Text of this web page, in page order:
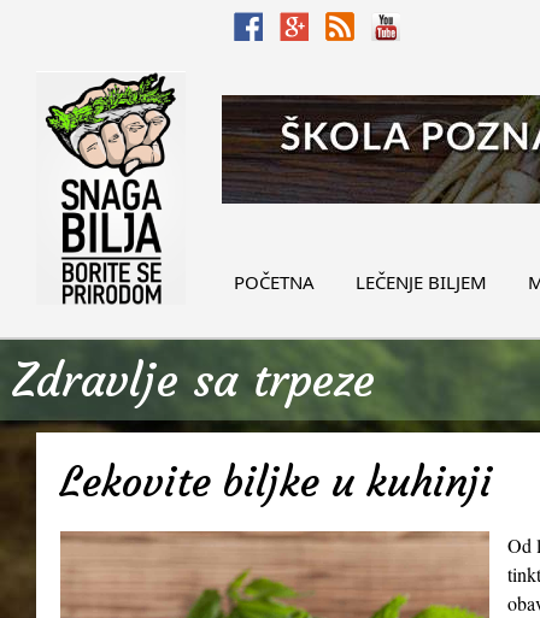
POČETNA LEČENJE BILJEM
Zdravlje sa trpeze
Lekovite biljke u kuhinji
Od